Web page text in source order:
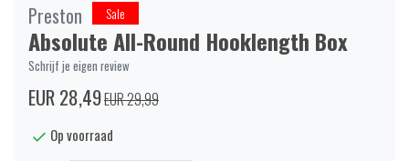
Preston Sale
Absolute All-Round Hooklength Box
Schrijf je eigen review
EUR 28,49EUR 29,99
Op voorraad